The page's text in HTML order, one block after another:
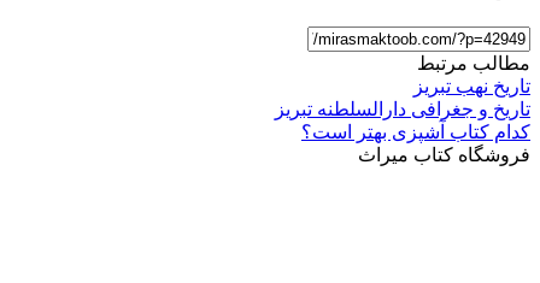
مطالب مرتبط
تاریخ نهب تبریز
تاریخ و جغرافی دارالسلطنه تبریز
کدام کتاب آشپزی بهتر است؟
فروشگاه کتاب میراث